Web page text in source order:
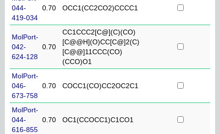
044-
419-034
0.70 OCC1(CC2CO2)CCCC1
MolPort-
042-
624-128
0.70
CC1CCC2[C@](C)(CO)
[C@@H](O)CC[C@]2(C)
[C@@]11CCC(CO)
(CCO)O1
MolPort-
046-
673-758
0.70 COCC1(CO)CC2OC2C1
MolPort-
044-
616-855
0.70 OC1(CCOCC1)C1CO1